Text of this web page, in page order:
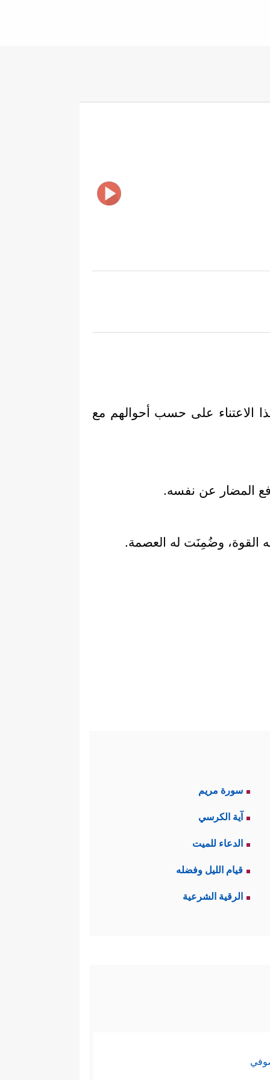
الاعتناء على حسب أحوالهم مع
المضار عن نفسه.
القوة، وضُمِنَت له العصمة.
سورة مريم
آية الكرسي
الدعاء للميت
قيام الليل وفضله
الرقية الشرعية